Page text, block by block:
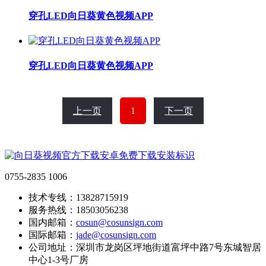
穿孔LED向日葵黄色视频APP
穿孔LED向日葵黄色视频APP
1
0755-2835 1006
技术专线：13828715919
服务热线：18503056238
国内邮箱： cosun@cosunsign.com
国际邮箱： jade@cosunsign.com
公司地址：深圳市龙岗区坪地街道富坪中路7号东城智居
中心1-3号厂房